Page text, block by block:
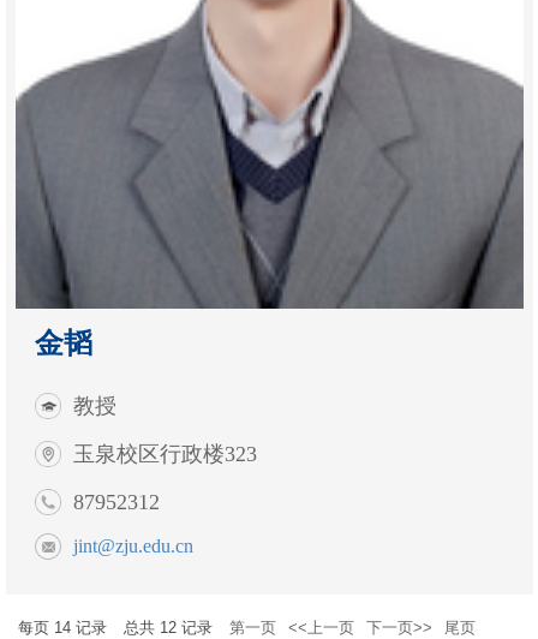
金韬
教授
玉泉校区行政楼323
87952312
jint@zju.edu.cn
每页 14记录 总共 12记录 第一页 <<上一页 下一页>>
尾页